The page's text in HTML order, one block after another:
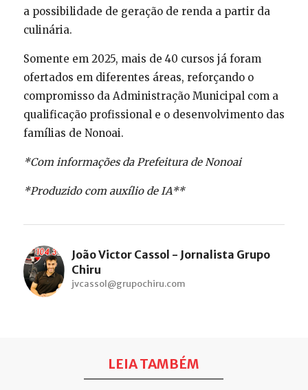
a possibilidade de geração de renda a partir da
culinária.
Somente em 2025, mais de 40 cursos já foram
ofertados em diferentes áreas, reforçando o
compromisso da Administração Municipal com a
qualificação profissional e o desenvolvimento das
famílias de Nonoai.
*Com informações da Prefeitura de Nonoai
*Produzido com auxílio de IA**
João Victor Cassol - Jornalista Grupo
Chiru
jvcassol@grupochiru.com
LEIA TAMBÉM